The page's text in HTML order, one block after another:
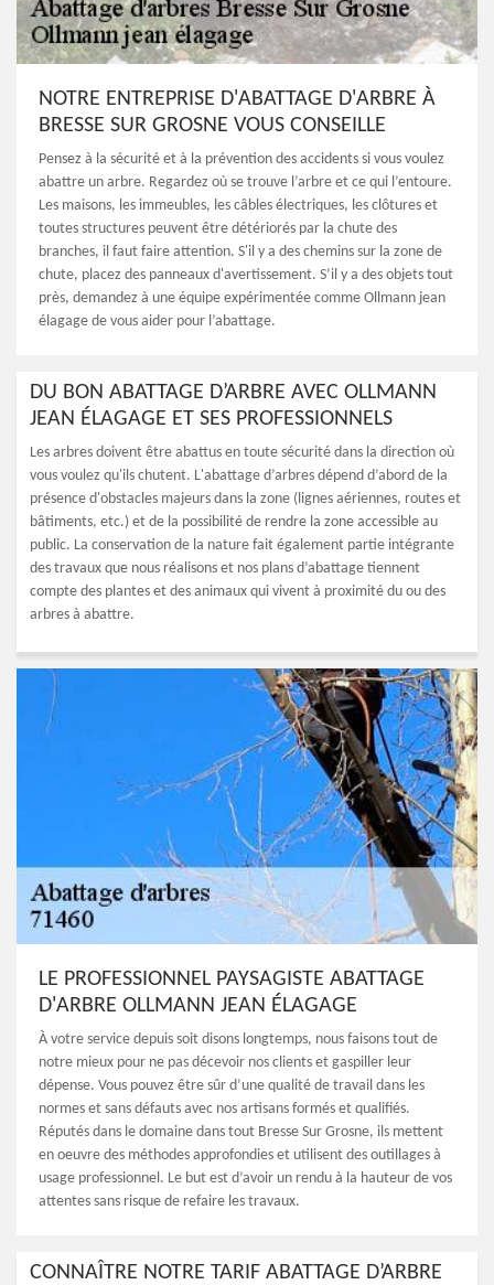
NOTRE ENTREPRISE D'ABATTAGE D'ARBRE À
BRESSE SUR GROSNE VOUS CONSEILLE
Pensez à la sécurité et à la prévention des accidents si vous voulez
abattre un arbre. Regardez où se trouve l’arbre et ce qui l’entoure.
Les maisons, les immeubles, les câbles électriques, les clôtures et
toutes structures peuvent être détériorés par la chute des
branches, il faut faire attention. S'il y a des chemins sur la zone de
chute, placez des panneaux d'avertissement. S’il y a des objets tout
près, demandez à une équipe expérimentée comme Ollmann jean
élagage de vous aider pour l’abattage.
DU BON ABATTAGE D’ARBRE AVEC OLLMANN
JEAN ÉLAGAGE ET SES PROFESSIONNELS
Les arbres doivent être abattus en toute sécurité dans la direction où
vous voulez qu'ils chutent. L'abattage d’arbres dépend d’abord de la
présence d'obstacles majeurs dans la zone (lignes aériennes, routes et
bâtiments, etc.) et de la possibilité de rendre la zone accessible au
public. La conservation de la nature fait également partie intégrante
des travaux que nous réalisons et nos plans d’abattage tiennent
compte des plantes et des animaux qui vivent à proximité du ou des
arbres à abattre.
LE PROFESSIONNEL PAYSAGISTE ABATTAGE
D'ARBRE OLLMANN JEAN ÉLAGAGE
À votre service depuis soit disons longtemps, nous faisons tout de
notre mieux pour ne pas décevoir nos clients et gaspiller leur
dépense. Vous pouvez être sûr d’une qualité de travail dans les
normes et sans défauts avec nos artisans formés et qualifiés.
Réputés dans le domaine dans tout Bresse Sur Grosne, ils mettent
en oeuvre des méthodes approfondies et utilisent des outillages à
usage professionnel. Le but est d’avoir un rendu à la hauteur de vos
attentes sans risque de refaire les travaux.
CONNAÎTRE NOTRE TARIF ABATTAGE D’ARBRE